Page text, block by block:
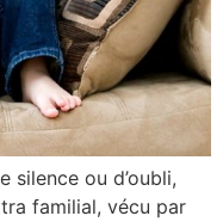
silence ou d’oubli,
familial, vécu par